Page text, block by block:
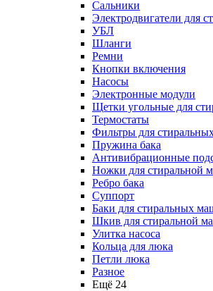
Сальники
Электродвигатели для
УБЛ
Шланги
Ремни
Кнопки включения
Насосы
Электронные модули
Щетки угольные для
Термостаты
Фильтры для
Пружина бака
Антивибрационные
Ножки для стиральной
Ребро бака
Суппорт
Баки для стиральных
Шкив для стиральной
Улитка насоса
Кольца для люка
Петли люка
Разное
Ещё 24